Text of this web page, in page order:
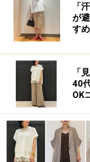
「
が
す
「
40
OK